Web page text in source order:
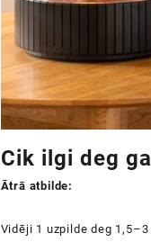
Cik ilgi deg
Ātrā atbilde:
Vidēji 1 uzpilde deg